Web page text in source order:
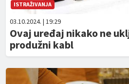
ISTRAŽIVANJA
03.10.2024. | 19:29
Ovaj uređaj nikako ne
produžni kabl